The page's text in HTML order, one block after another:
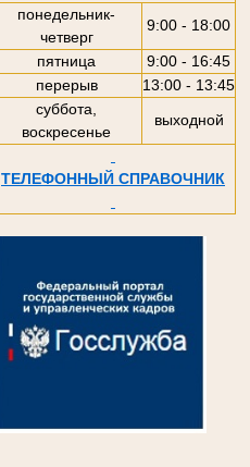
понедельник-
четверг
9:00 - 18:00
пятница
9:00 - 16:45
перерыв
13:00 - 13:45
суббота,
воскресенье
выходной
ТЕЛЕФОННЫЙ СПРАВОЧНИК